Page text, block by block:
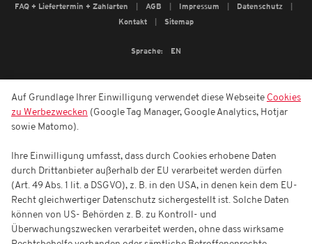
FAQ + Liefertermin + Zahlarten AGB Impressum
Datenschutz
Kontakt
Sitemap
Sprache: EN
Auf Grundlage Ihrer Einwilligung verwendet diese Webseite Cookies
zu Werbezwecken (Google Tag Manager, Google Analytics, Hotjar
sowie Matomo).
Ihre Einwilligung umfasst, dass durch Cookies erhobene Daten
durch Drittanbieter außerhalb der EU verarbeitet werden dürfen
(Art. 49 Abs. 1 lit. a DSGVO), z. B. in den USA, in denen kein dem EU-
Recht gleichwertiger Datenschutz sichergestellt ist. Solche Daten
können von US- Behörden z. B. zu Kontroll- und
Überwachungszwecken verarbeitet werden, ohne dass wirksame